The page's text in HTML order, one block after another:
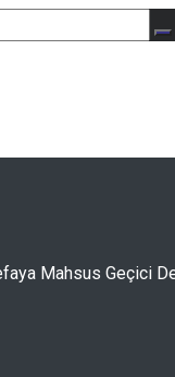
Mahsus Geçici